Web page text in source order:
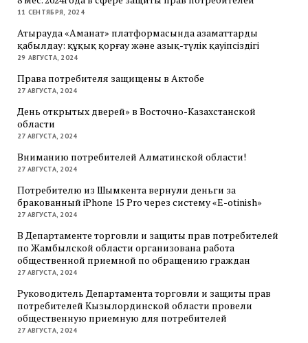
11 СЕНТЯБРЯ, 2024
Атырауда «Аманат» платформасында азаматтарды
қабылдау: құқық қорғау және азық-түлік қауіпсіздігі
29 АВГУСТА, 2024
Права потребителя защищены в Актобе
27 АВГУСТА, 2024
День открытых дверей» в Восточно-Казахстанской
области
27 АВГУСТА, 2024
Вниманию потребителей Алматинской области!
27 АВГУСТА, 2024
Потребителю из Шымкента вернули деньги за
бракованный iPhone 15 Pro через систему «E-otinish»
27 АВГУСТА, 2024
В Департаменте торговли и защиты прав потребителей
по Жамбылской области организована работа
общественной приемной по обращению граждан
27 АВГУСТА, 2024
Руководитель Департамента торговли и защиты прав
потребителей Кызылординской области провели
общественную приемную для потребителей
27 АВГУСТА, 2024